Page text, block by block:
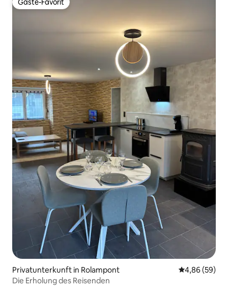
Gäste-Favorit
Gäste-Favorit
Privatunterkunft in Rolampont
4,86 (59)
Die Erholung des Reisenden